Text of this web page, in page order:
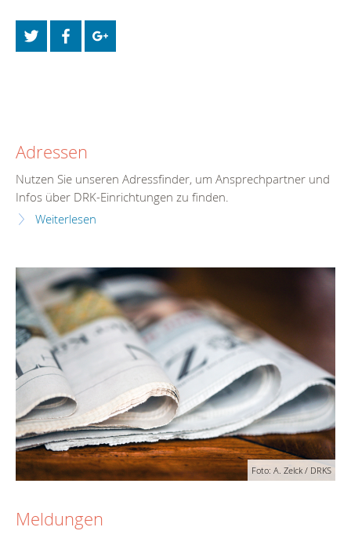
Adressen
Nutzen Sie unseren Adressfinder, um Ansprechpartner und
Infos über DRK-Einrichtungen zu finden.
Weiterlesen
Foto: A. Zelck / DRKS
Meldungen